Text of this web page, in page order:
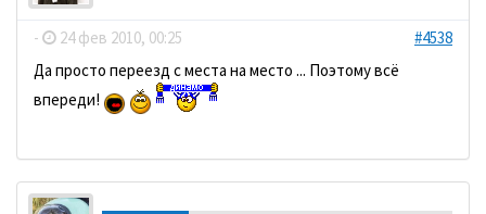
- 24 фев 2010, 00:25
#4538
Да просто переезд с места на место ... Поэтому всё
впереди!